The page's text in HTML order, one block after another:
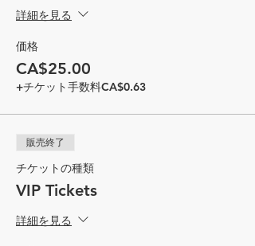
詳細を見る
価格
CA$25.00
+チケット手数料CA$0.63
販売終了
チケットの種類
VIP Tickets
詳細を見る